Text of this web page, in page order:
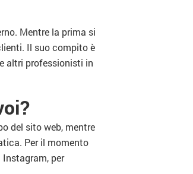
Mentre la prima si
Il suo compito è
altri professionisti in
del sito web, mentre
Per il momento
per